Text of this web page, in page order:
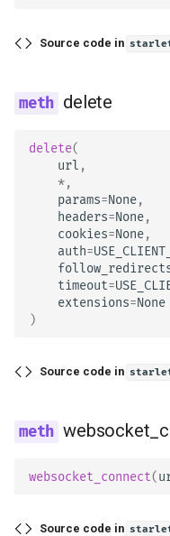
Source code in
delete
delete(
url ,
*,
params=None,
headers=None,
cookies=None,
auth=
timeout=
extensions=None
)
Source code in
websocket_connect(
Source code in